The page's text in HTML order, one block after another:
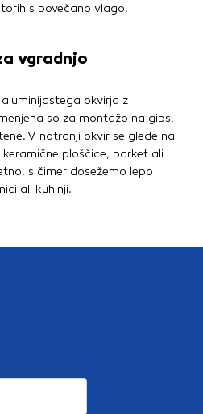
s povečano vlago.
vgradnjo
okvirja z
so za montažo na gips,
V notranji okvir se glede na
ploščice, parket ali
s čimer dosežemo lepo
ali kuhinji.